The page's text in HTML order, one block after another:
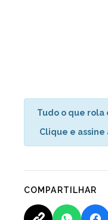
Tudo o que rola
Clique e
COMPARTILHAR